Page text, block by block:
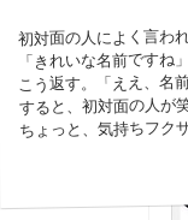
初対面の人によく言わ
「きれいな名前ですね
こう返す。「ええ、名
すると、初対面の人が
ちょっと、気持ちフク